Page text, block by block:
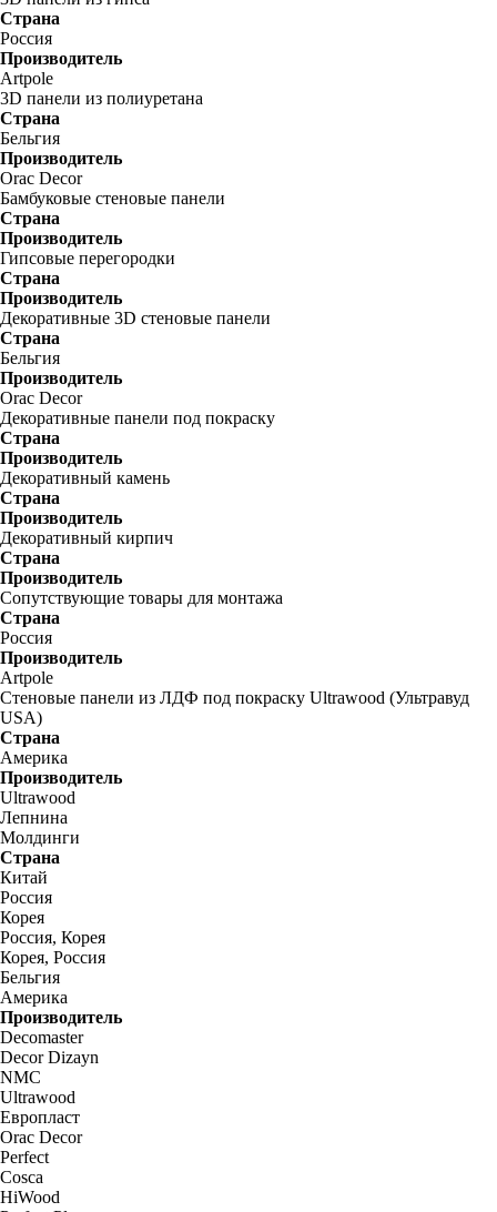
Страна
Россия
Производитель
Artpole
3D панели из полиуретана
Страна
Бельгия
Производитель
Orac Decor
Бамбуковые стеновые панели
Страна
Производитель
Гипсовые перегородки
Страна
Производитель
Декоративные 3D стеновые панели
Страна
Бельгия
Производитель
Orac Decor
Декоративные панели под покраску
Страна
Производитель
Декоративный камень
Страна
Производитель
Декоративный кирпич
Страна
Производитель
Сопутствующие товары для монтажа
Страна
Россия
Производитель
Artpole
Стеновые панели из ЛДФ под покраску Ultrawood (Ультравуд
USA)
Страна
Америка
Производитель
Ultrawood
Лепнина
Молдинги
Страна
Китай
Россия
Корея
Россия, Корея
Корея, Россия
Бельгия
Америка
Производитель
Decomaster
Decor Dizayn
NMC
Ultrawood
Европласт
Orac Decor
Perfect
Cosca
HiWood